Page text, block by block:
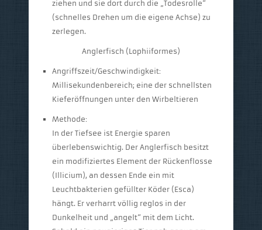
ziehen und sie dort durch die „Todesrolle“
(schnelles Drehen um die eigene Achse) zu
zerlegen.
Anglerfisch (Lophiiformes)
Angriffszeit/Geschwindigkeit:
Millisekundenbereich; eine der schnellsten
Kieferöffnungen unter den Wirbeltieren
Methode:
In der Tiefsee ist Energie sparen
überlebenswichtig. Der Anglerfisch besitzt
ein modifiziertes Element der Rückenflosse
(Illicium), an dessen Ende ein mit
Leuchtbakterien gefüllter Köder (Esca)
hängt. Er verharrt völlig reglos in der
Dunkelheit und „angelt“ mit dem Licht.